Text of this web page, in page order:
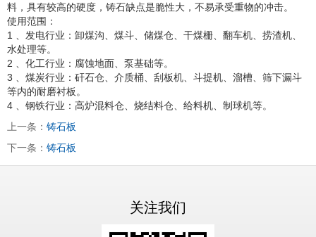
料，具有较高的硬度，铸石缺点是脆性大，不易承受重物的冲击。
使用范围：
1 、发电行业：卸煤沟、煤斗、储煤仓、干煤栅、翻车机、捞渣机、
水处理等。
2 、化工行业：腐蚀地面、泵基础等。
3 、煤炭行业：矸石仓、介质桶、刮板机、斗提机、溜槽、筛下漏斗
等内的耐磨衬板。
4 、钢铁行业：高炉混料仓、烧结料仓、给料机、制球机等。
上一条： 铸石板
下一条： 铸石板
关注我们